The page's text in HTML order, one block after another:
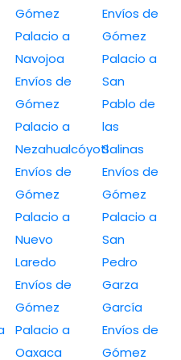
Gómez
Palacio a
Navojoa
Envíos de
Gómez
Palacio a
Nezahualcóyotl
Envíos de
Gómez
Palacio a
Nuevo
Laredo
Envíos de
Gómez
Palacio a
Oaxaca
Envíos de
Gómez
Palacio a
San
Pablo de
las
Salinas
Envíos de
Gómez
Palacio a
San
Pedro
Garza
García
Envíos de
Gómez